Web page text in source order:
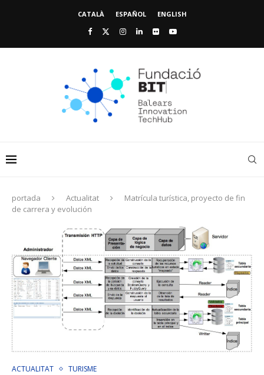
CATALÀ ESPAÑOL ENGLISH
portada Actualitat
Matrícula turística, proyecto de fin
de carrera y evolución
ACTUALITAT TURISME